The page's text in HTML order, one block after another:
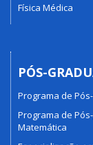
Física Médica
PÓS-
Programa de
Programa de
Matemática